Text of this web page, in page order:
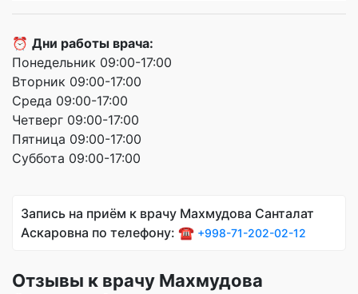
⏰ Дни работы врача:
Понедельник 09:00-17:00
Вторник 09:00-17:00
Среда 09:00-17:00
Четверг 09:00-17:00
Пятница 09:00-17:00
Суббота 09:00-17:00
Запись на приём к врачу Махмудова Санталат
Аскаровна по телефону: ☎️ +998-71-202-02-12
Отзывы к врачу Махмудова